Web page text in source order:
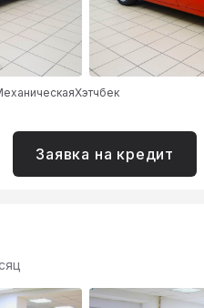
Хэтчбек
Заявка на кредит